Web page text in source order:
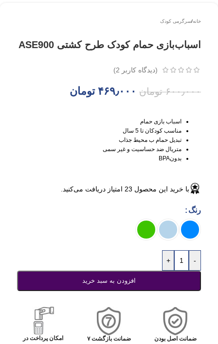
خانه/سرگرمی کودک
اسباب‌بازی حمام کودک طرح کشتی ASE900
(دیدگاه کاربر 2
)
۶۰۰٫۰۰۰ تومان ۴۶۹٫۰۰۰ تومان
اسباب بازی حمام
مناسب کودکان تا 5 سال
تبدیل حمام ب محیط جذاب
متریال ضد حساسیت و غیر سمی
بدونBPA
با خرید این محصول 23 امتیاز دریافت می‌کنید.
رنگ
-
+
افزودن به سبد خرید
ضمانت اصل بودن
ضمانت بازگشت ۷
امکان پرداخت در